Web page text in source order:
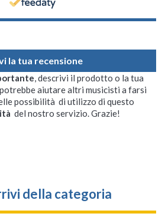
la tua recensione
, descrivi il prodotto o la tua
aiutare altri musicisti a farsi
possibilità di utilizzo di questo
del nostro servizio. Grazie!
della categoria